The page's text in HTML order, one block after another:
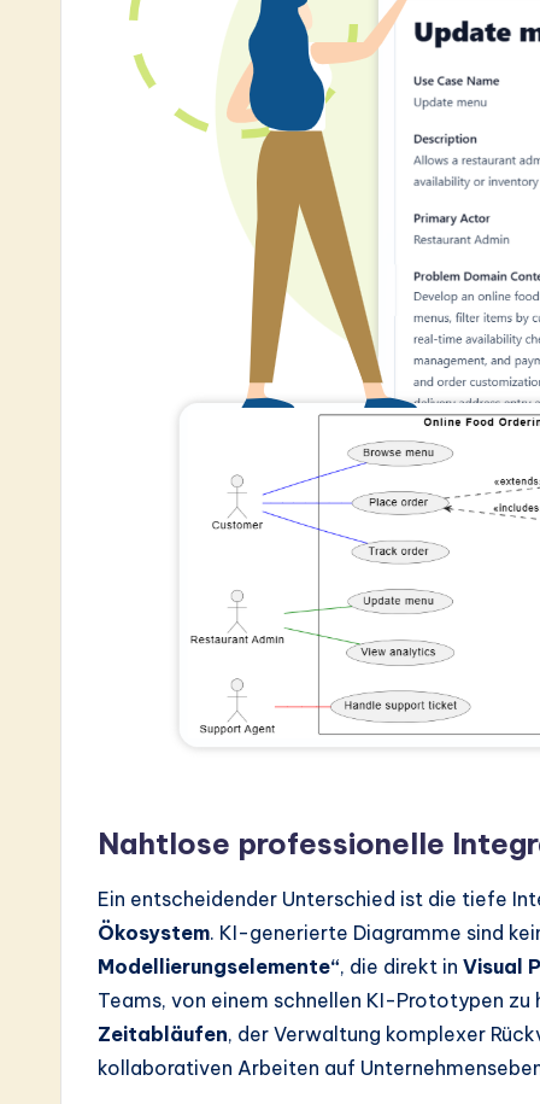
Nahtlose professionelle
Ein entscheidender Unterschied ist die tiefe
Ökosystem. KI-generierte Diagramme sind
Modellierungselemente“, die direkt in Visual
Teams, von einem schnellen KI-Prototypen
Zeitabläufen, der Verwaltung komplexer
kollaborativen Arbeiten auf